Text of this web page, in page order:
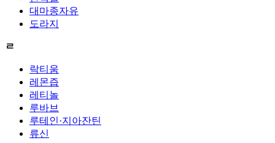
대마종자유
도라지
ㄹ
락티움
레몬즙
레티놀
루바브
루테인·지아잔틴
류신